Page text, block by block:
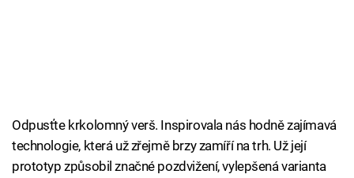
Odpusťte krkolomný verš. Inspirovala nás hodně zajímavá
technologie, která už zřejmě brzy zamíří na trh. Už její
prototyp způsobil značné pozdvižení, vylepšená varianta